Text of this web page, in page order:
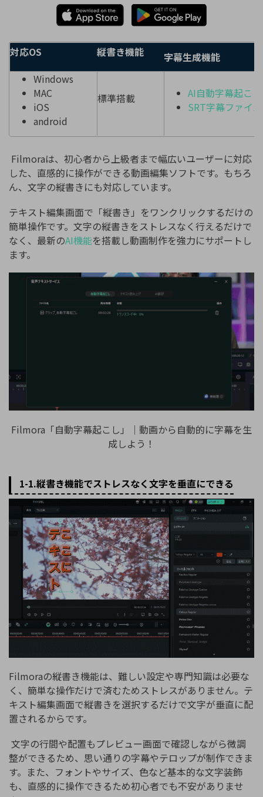
対応OS 縦書き機能
字幕生成機能
Windows
MAC
iOS
android
標準搭載
AI自動字幕起こし
SRT字幕ファイ
Filmoraは、初心者から上級者まで幅広いユーザーに対応
した、直感的に操作ができる動画編集ソフトです。もちろ
ん、文字の縦書きにも対応しています。
テキスト編集画面で「縦書き」をワンクリックするだけの
簡単操作です。文字の縦書きをストレスなく行えるだけで
なく、最新のAI機能を搭載し動画制作を強力にサポートし
ます。
Filmora「自動字幕起こし」｜動画から自動的に字幕を生
成しよう！
1-1.縦書き機能でストレスなく文字を垂直にできる
Filmoraの縦書き機能は、難しい設定や専門知識は必要な
く、簡単な操作だけで済むためストレスがありません。テ
キスト編集画面で縦書きを選択するだけで文字が垂直に配
置されるからです。
文字の行間や配置もプレビュー画面で確認しながら微調
整ができるため、思い通りの字幕やテロップが制作できま
す。また、フォントやサイズ、色など基本的な文字装飾
も、直感的に操作できるため初心者でも不安がありませ